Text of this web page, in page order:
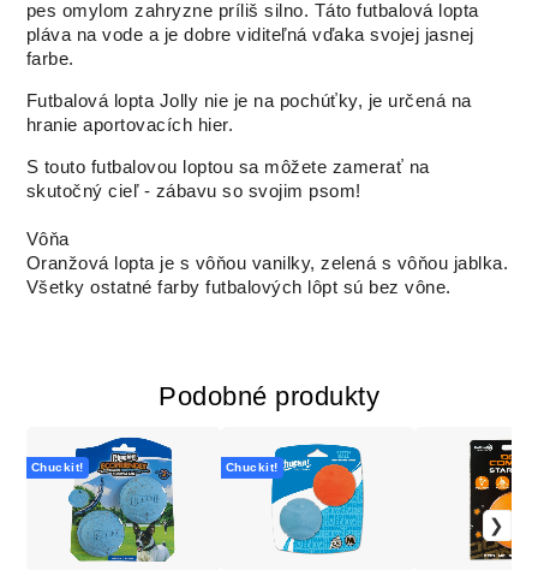
pes omylom zahryzne príliš silno. Táto futbalová lopta
pláva na vode a je dobre viditeľná vďaka svojej jasnej
farbe.
Futbalová lopta Jolly nie je na pochúťky, je určená na
hranie aportovacích hier.
S touto futbalovou loptou sa môžete zamerať na
skutočný cieľ - zábavu so svojim psom!
Vôňa
Oranžová lopta je s vôňou vanilky, zelená s vôňou jablka.
Všetky ostatné farby futbalových lôpt sú bez vône.
Podobné produkty
Chuckit! Chuckit!